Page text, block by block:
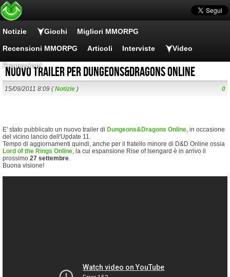
Notizie Giochi Migliori MMORPG
Recensioni MMORPG Articoli Interviste Video
Promozioni
Nuovo trailer per Dungeons&Dragons Online
15/09/2011 8:09 (Notizie ) 0
E' stato pubblicato un nuovo trailer di Dungeons&Dragons Online, in occasione
del vicino lancio dell'Update 11.
Tempo di aggiornamenti quindi, anche per il fratello minore di D&D Online ossia
Lord of the Rings Online, la cui espansione Rise of Isengard è in arrivo il
prossimo 27 settembre.
Buona visione!